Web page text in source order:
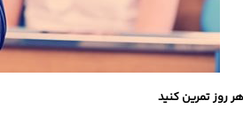
هر روز تمرین کنید